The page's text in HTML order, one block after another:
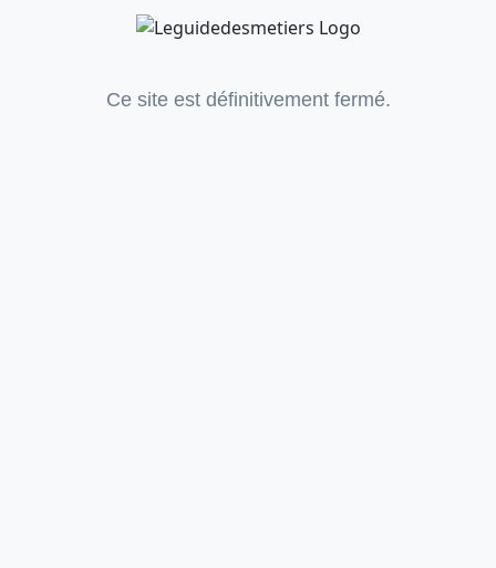
Ce site est définitivement fermé.